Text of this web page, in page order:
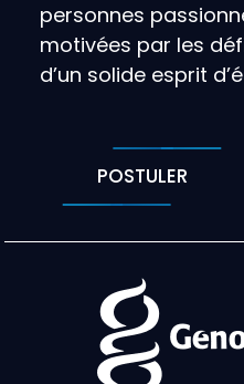
personnes
motivées par les
d’un solide esprit
POSTULER